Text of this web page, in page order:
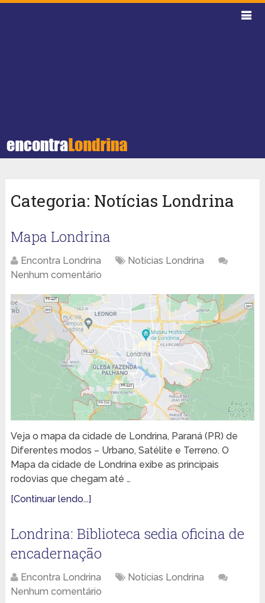
Categoria: Notícias Londrina
Mapa Londrina
Encontra Londrina
Notícias Londrina
Nenhum comentário
Veja o mapa da cidade de Londrina, Paraná (PR) de
Diferentes modos – Urbano, Satélite e Terreno. O
Mapa da cidade de Londrina exibe as principais
rodovias que chegam até …
[Continuar lendo...]
Londrina: Biblioteca sedia oficina de
encadernação
Encontra Londrina
Notícias Londrina
Nenhum comentário